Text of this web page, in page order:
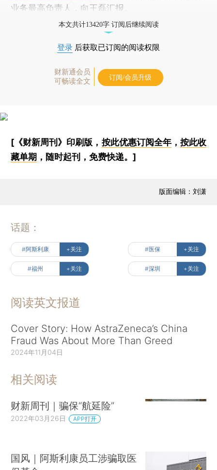
业务最高负责人，向王磊汇报。
本文共计13420字 订阅后继续阅读
登录 后获取已订阅的阅读权限
财新通会员
可畅读全文
订阅/会员升级
[《财新周刊》印刷版， 按此优惠订阅全年， 按此收
藏单期 ，随时起刊，免费快递。]
版面编辑：刘潇
话题：
#阿斯利康 +关注 #医保 +关注
#福州 +关注 #深圳 +关注
阅读英文报道
Cover Story: How AstraZeneca’s China
Fraud Was About More Than Greed
2024年11月04日
相关阅读
财新周刊｜骗保“航延险”
2022年03月26日 APP打开
国风｜阿斯利康员工涉骗取医